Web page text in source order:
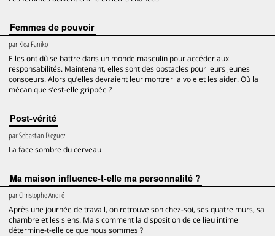
Femmes de pouvoir
parKlea Faniko
Elles ont dû se battre dans un monde masculin pour accéder aux
responsabilités. Maintenant, elles sont des obstacles pour leurs jeunes
consoeurs. Alors qu’elles devraient leur montrer la voie et les aider. Où la
mécanique s’est-elle grippée ?
Post-vérité
parSebastian Dieguez
La face sombre du cerveau
Ma maison influence-t-elle ma personnalité ?
parChristophe André
Après une journée de travail, on retrouve son chez-soi, ses quatre murs, sa
chambre et les siens. Mais comment la disposition de ce lieu intime
détermine-t-elle ce que nous sommes ?